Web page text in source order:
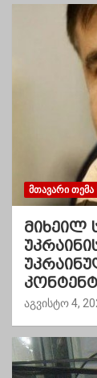
ᲛᲗᲐᲕᲐᲠᲘ ᲗᲔᲛᲐ
მიხეილ
აგვისტო 4,